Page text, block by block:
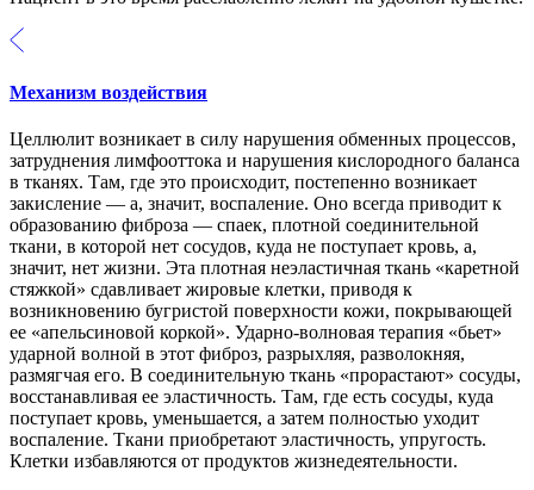
Механизм воздействия
Целлюлит возникает в силу нарушения обменных процессов,
затруднения лимфооттока и нарушения кислородного баланса
в тканях. Там, где это происходит, постепенно возникает
закисление — а, значит, воспаление. Оно всегда приводит к
образованию фиброза — спаек, плотной соединительной
ткани, в которой нет сосудов, куда не поступает кровь, а,
значит, нет жизни. Эта плотная неэластичная ткань «каретной
стяжкой» сдавливает жировые клетки, приводя к
возникновению бугристой поверхности кожи, покрывающей
ее «апельсиновой коркой». Ударно-волновая терапия «бьет»
ударной волной в этот фиброз, разрыхляя, разволокняя,
размягчая его. В соединительную ткань «прорастают» сосуды,
восстанавливая ее эластичность. Там, где есть сосуды, куда
поступает кровь, уменьшается, а затем полностью уходит
воспаление. Ткани приобретают эластичность, упругость.
Клетки избавляются от продуктов жизнедеятельности.